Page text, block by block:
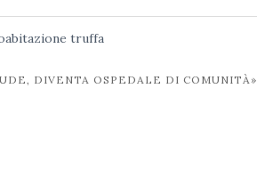
truffa
DIVENTA OSPEDALE DI COMUNITÀ»